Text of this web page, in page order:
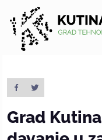
Kutina
Grad